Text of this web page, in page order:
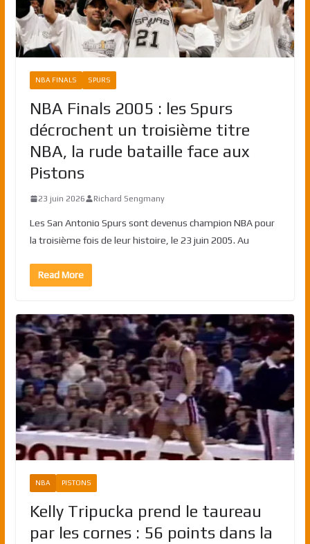
NBA FINALS SPURS
NBA Finals 2005 : les Spurs
décrochent un troisième titre
NBA, la rude bataille face aux
Pistons
23 juin 2026 Richard Sengmany
Les San Antonio Spurs sont devenus champion NBA pour
la troisième fois de leur histoire, le 23 juin 2005. Au
Read More
NBA PISTONS
Kelly Tripucka prend le taureau
par les cornes : 56 points dans la